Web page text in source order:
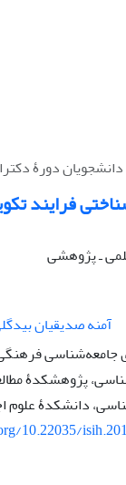
دورۀ
فرایند
ـ پژوهشی
آمنه صدیقیان
پژوهشکدۀ
دانشکدۀ علوم
10.22035/